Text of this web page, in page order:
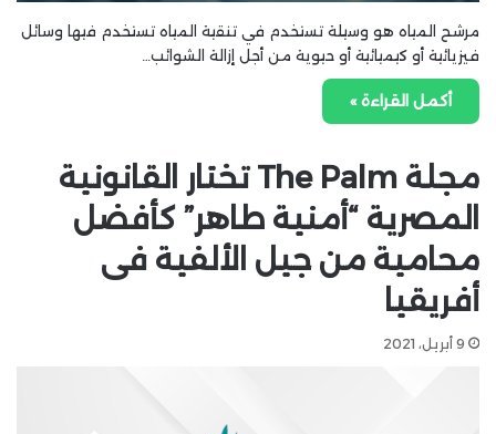
مرشح المياه هو وسيلة تستخدم في تنقية المياه تستخدم فيها وسائل
فيزيائية أو كيميائية أو حيوية من أجل إزالة الشوائب…
أكمل القراءة »
مجلة The Palm تختار القانونية
المصرية “أمنية طاهر” كأفضل
محامية من جيل الألفية فى
أفريقيا
9 أبريل، 2021